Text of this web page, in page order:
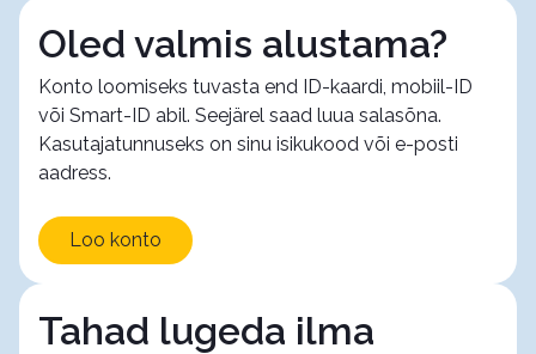
Oled valmis alustama?
Konto loomiseks tuvasta end ID-kaardi, mobiil-ID
või Smart-ID abil. Seejärel saad luua salasõna.
Kasutajatunnuseks on sinu isikukood või e-posti
aadress.
Loo konto
Tahad lugeda ilma